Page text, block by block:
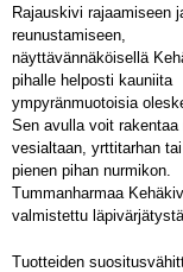
Rajauskivi rajaamiseen
reunustamiseen,
näyttävännäköisellä
pihalle helposti kauniita
ympyränmuotoisia
Sen avulla voit rakentaa
vesialtaan, yrttitarhan
pienen pihan nurmikon.
Tummanharmaa
valmistettu
Tuotteiden